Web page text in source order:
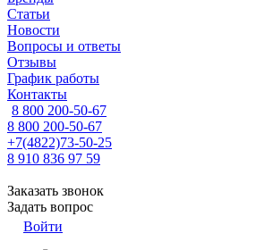
Статьи
Новости
Вопросы и ответы
Отзывы
График работы
Контакты
8 800 200-50-67
8 800 200-50-67
+7(4822)73-50-25
8 910 836 97 59
Заказать звонок
Задать вопрос
Войти